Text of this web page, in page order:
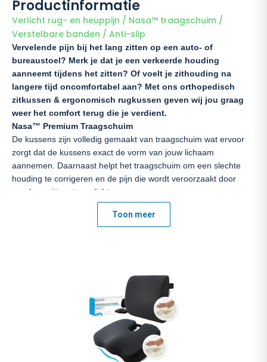
Productinformatie
Verlicht rug- en heuppijn / Nasa™ traagschuim /
Verstelbare banden / Anti-slip
Vervelende pijn bij het lang zitten op een auto- of
bureaustoel? Merk je dat je een verkeerde houding
aanneemt tijdens het zitten? Of voelt je zithouding na
langere tijd oncomfortabel aan? Met ons orthopedisch
zitkussen & ergonomisch rugkussen geven wij jou graag
weer het comfort terug die je verdient.
Nasa™ Premium Traagschuim
De kussens zijn volledig gemaakt van traagschuim wat ervoor
zorgt dat de kussens exact de vorm van jouw lichaam
aannemen. Daarnaast helpt het traagschuim om een slechte
houding te corrigeren en de pijn die wordt veroorzaakt door
urenlang zitten, te verlichten.
Geschikt voor Iedere Stoel
Dankzij de universele afmetingen van de kussens plaats je ze
Speciaal Ergonomisch Ontwerp
Het zitkussen beschikt over een gestroomlijnd U-vorm en W-
vorm ontwerp waarbij optimale ondersteuning gerealiseerd
wordt aan jouw stuitbeen, heupen en ruggenwervel. Door deze
ondersteuning komt jouw lichaam in de perfecte houding tijdens
Toon meer